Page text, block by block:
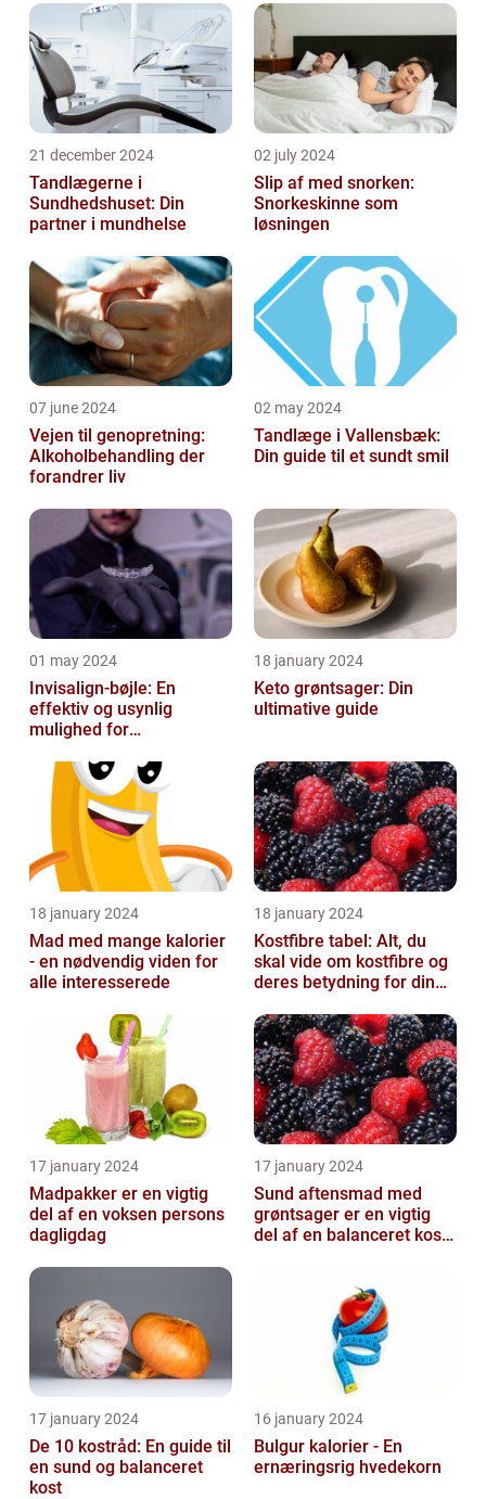
21 december 2024
Tandlægerne i
Sundhedshuset: Din
partner i mundhelse
02 july 2024
Slip af med snorken:
Snorkeskinne som
løsningen
07 june 2024
Vejen til genopretning:
Alkoholbehandling der
forandrer liv
02 may 2024
Tandlæge i Vallensbæk:
Din guide til et sundt smil
01 may 2024
Invisalign-bøjle: En
effektiv og usynlig
mulighed for
18 january 2024
Keto grøntsager: Din
ultimative guide
18 january 2024
Mad med mange kalorier
- en nødvendig viden for
alle interesserede
18 january 2024
Kostfibre tabel: Alt, du
skal vide om kostfibre og
deres betydning for din
17 january 2024
Madpakker er en vigtig
del af en voksen persons
dagligdag
17 january 2024
Sund aftensmad med
grøntsager er en vigtig
del af en balanceret kost,
17 january 2024
De 10 kostråd: En guide til
en sund og balanceret
kost
16 january 2024
Bulgur kalorier - En
ernæringsrig hvedekorn